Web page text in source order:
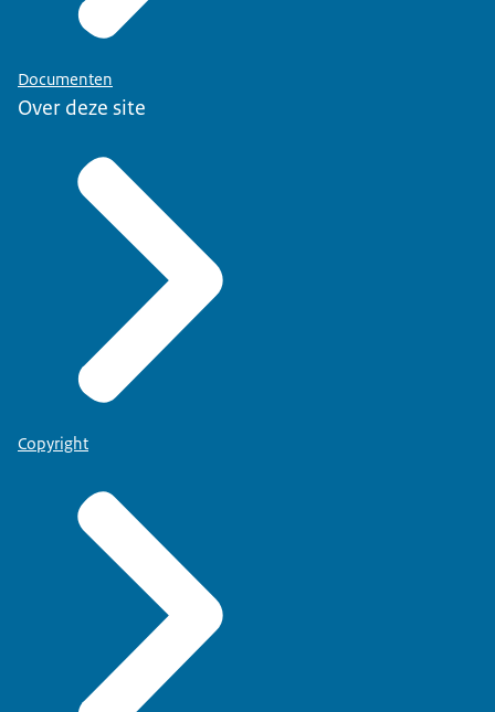
Documenten
Over deze site
Copyright